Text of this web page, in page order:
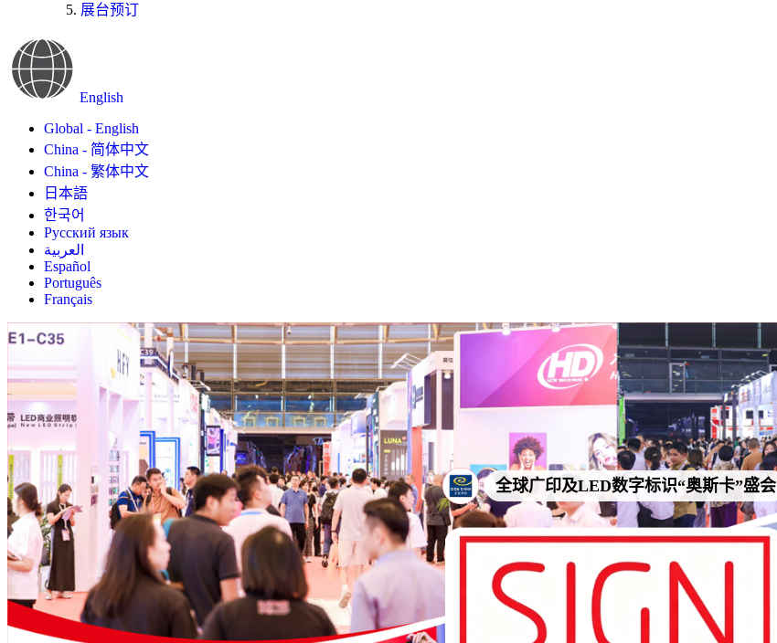
展台预订
English
Global - English
China - 简体中文
China - 繁体中文
日本語
한국어
Русский язык
العربية
Español
Português
Français
全球广印及LED数字标识“奥斯卡”盛会